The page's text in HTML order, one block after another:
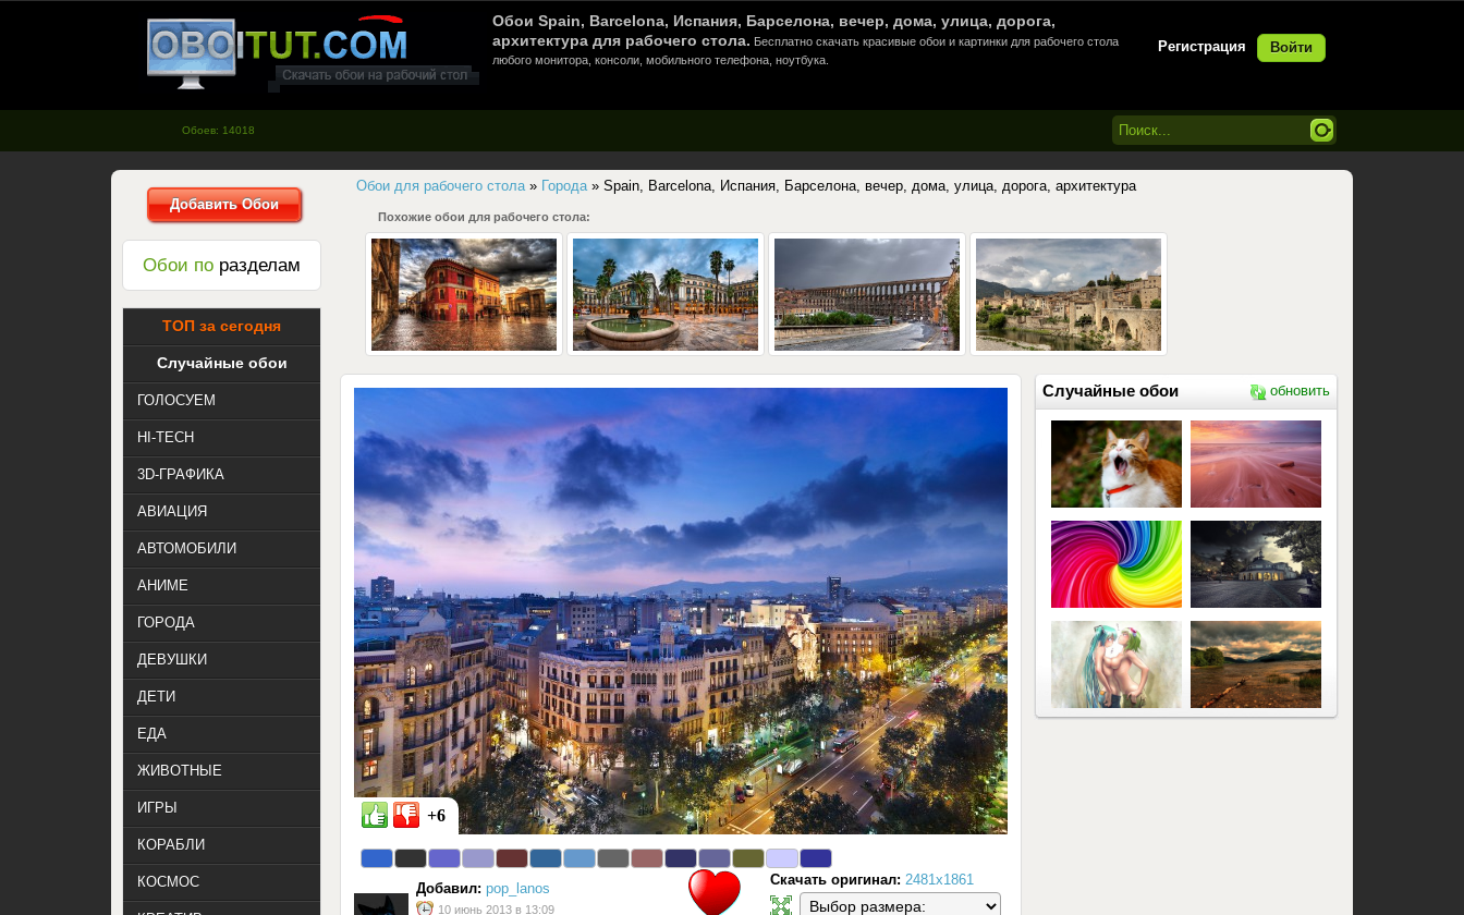
oboitut.com - Обои для рабочего
стола
Регистрация Войти
Обои Spain, Barcelona, Испания, Барселона, вечер, дома, улица, дорога,
архитектура для рабочего стола. Бесплатно скачать красивые обои и картинки для рабочего стола
любого монитора, консоли, мобильного телефона, ноутбука.
Обоев: 14018
Обои для рабочего стола» Города» Spain, Barcelona, Испания, Барселона, вечер, дома, улица, дорога, архитектура
Похожие обои для рабочего стола:
Добавил: pop_lanos
10 июнь 2013 в 13:09
+6
Скачать оригинал: 2481x1861
Случайные обои обновить
Добавить Обои
Обои по разделам
ТОП за сегодня
Случайные обои
ГОЛОСУЕМ
HI-TECH
3D-ГРАФИКА
АВИАЦИЯ
АВТОМОБИЛИ
АНИМЕ
ГОРОДА
ДЕВУШКИ
ДЕТИ
ЕДА
ЖИВОТНЫЕ
ИГРЫ
КОРАБЛИ
КОСМОС